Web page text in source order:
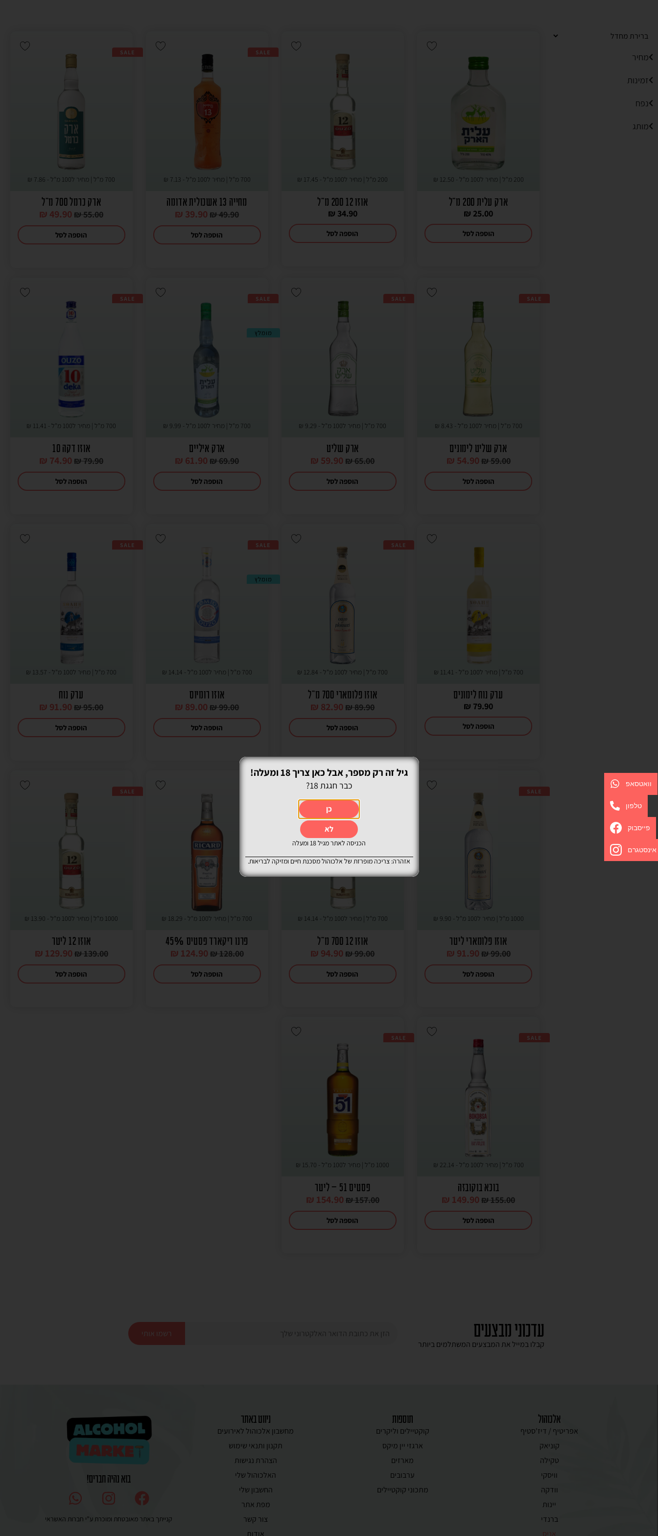
מחיר
זמינות
נפח
מותג
200 מ"ל | מחיר ל100 מ"ל - 12.50
₪
ארק עלית 200 מ"ל
25.00
₪
הוספה לסל
200 מ"ל | מחיר ל100 מ"ל - 17.45
₪
אוזו 12 200 מ"ל
34.90
₪
הוספה לסל
SALE
700 מ"ל | מחיר ל100 מ"ל - 7.13
₪
מחייה 13 אשכולית אדומה
49.90
₪
39.90
₪
הוספה לסל
SALE
700 מ"ל | מחיר ל100 מ"ל - 7.86
₪
ארק כרמל 700 מ"ל
55.00
₪
49.90
₪
הוספה לסל
SALE
700 מ"ל | מחיר ל100 מ"ל - 8.43
₪
ארק שליט לימונים
59.00
₪
54.90
₪
הוספה לסל
SALE
700 מ"ל | מחיר ל100 מ"ל - 9.29
₪
ארק שליט
65.00
₪
59.90
₪
הוספה לסל
SALE
מומלץ
700 מ"ל | מחיר ל100 מ"ל - 9.99
₪
ארק איליים
69.90
₪
61.90
₪
הוספה לסל
SALE
700 מ"ל | מחיר ל100 מ"ל - 11.41
₪
אוזו דקה 10
79.90
₪
74.90
₪
הוספה לסל
700 מ"ל | מחיר ל100 מ"ל - 11.41
₪
ערק נוח לימונים
79.90
₪
הוספה לסל
SALE
700 מ"ל | מחיר ל100 מ"ל - 12.84
₪
אוזו פלומארי 700 מ"ל
89.90
₪
82.90
₪
הוספה לסל
SALE
מומלץ
700 מ"ל | מחיר ל100 מ"ל - 14.14
₪
אוזו רומיוס
99.00
₪
89.00
₪
הוספה לסל
SALE
700 מ"ל | מחיר ל100 מ"ל - 13.57
₪
ערק נוח
95.00
₪
91.90
₪
הוספה לסל
SALE
1000 מ"ל | מחיר ל100 מ"ל - 9.90
₪
אוזו פלומארי ליטר
99.00
₪
91.90
₪
הוספה לסל
700 מ"ל | מחיר ל100 מ"ל - 14.14
₪
אוזו 12 700 מ"ל
99.00
₪
94.90
₪
הוספה לסל
700 מ"ל | מחיר ל100 מ"ל - 18.29
₪
פרנו ריקארד פסטיס 45%
128.00
₪
124.90
₪
הוספה לסל
SALE
1000 מ"ל | מחיר ל100 מ"ל - 13.90
₪
אוזו 12 ליטר
139.00
₪
129.90
₪
הוספה לסל
SALE
700 מ"ל | מחיר ל100 מ"ל - 22.14
₪
בוכא בוקובזה
155.00
₪
149.90
₪
הוספה לסל
SALE
1000 מ"ל | מחיר ל100 מ"ל - 15.70
₪
פסטיס 51 – ליטר
157.00
₪
154.90
₪
הוספה לסל
עדכוני מבצעים
קבלו במייל את המבצעים המשתלמים ביותר
רשמו אותי
אלכוהול
אפריטיף / דיז'סטיף
קוניאק
טקילה
וויסקי
וודקה
יינות
ברנדי
אניס
תוספות
קוקטיילים וליקרים
ארגזי יין מיקס
מארזים
ערבובים
מתכוני קוקטיילים
ניווט באתר
מחשבון אלכוהול לאירועים
תקנון ותנאי שימוש
הצהרת נגישות
האלכוהול שלי
החשבון שלי
מפת אתר
צור קשר
אודות
בוא נהיה חברים!
קנייתך באתר מאובטחת ומוכרת ע”י חברות האשראי
וואטסאפ
טלפון
פייסבוק
אינסטגרם
גיל זה רק מספר, אבל כאן צריך 18 ומעלה!
כבר חגגת 18?
כן
לא
הכניסה לאתר מגיל 18 ומעלה
אזהרה: צריכה מופרזת של אלכוהול מסכנת חיים ומזיקה לבריאות.